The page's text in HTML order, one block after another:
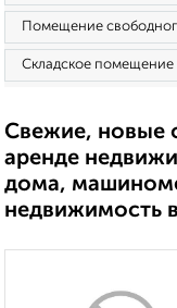
Помещение
Складское помещение
Свежие, новые
аренде
дома,
недвижимость